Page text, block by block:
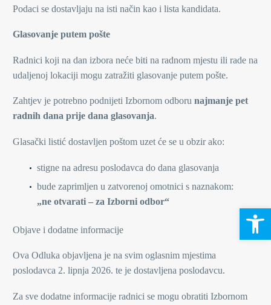
Podaci se dostavljaju na isti način kao i lista kandidata.
Glasovanje putem pošte
Radnici koji na dan izbora neće biti na radnom mjestu ili rade na
udaljenoj lokaciji mogu zatražiti glasovanje putem pošte.
Zahtjev je potrebno podnijeti Izbornom odboru najmanje pet
radnih dana prije dana glasovanja.
Glasački listić dostavljen poštom uzet će se u obzir ako:
stigne na adresu poslodavca do dana glasovanja
bude zaprimljen u zatvorenoj omotnici s naznakom:
„ne otvarati – za Izborni odbor“
Objave i dodatne informacije
Ova Odluka objavljena je na svim oglasnim mjestima
poslodavca 2. lipnja 2026. te je dostavljena poslodavcu.
Za sve dodatne informacije radnici se mogu obratiti Izbornom